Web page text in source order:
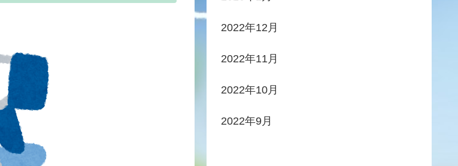
2022年12月
2022年11月
2022年10月
2022年9月